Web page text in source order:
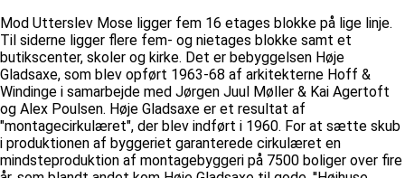
Mod Utterslev Mose ligger fem 16 etages blokke på lige linje.
Til siderne ligger flere fem- og nietages blokke samt et
butikscenter, skoler og kirke. Det er bebyggelsen Høje
Gladsaxe, som blev opført 1963-68 af arkitekterne Hoff &
Windinge i samarbejde med Jørgen Juul Møller & Kai Agertoft
og Alex Poulsen. Høje Gladsaxe er et resultat af
"montagecirkulæret", der blev indført i 1960. For at sætte skub
i produktionen af byggeriet garanterede cirkulæret en
mindsteproduktion af montagebyggeri på 7500 boliger over fire